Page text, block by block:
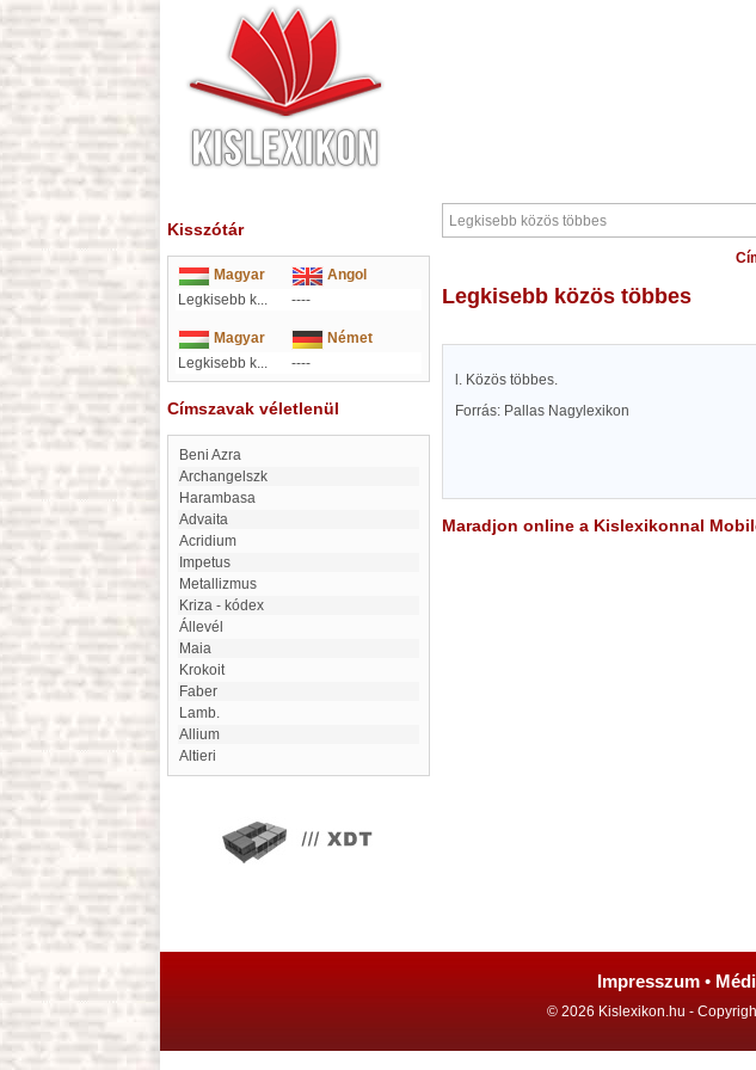
Kisszótár
Magyar
Angol
Legkisebb k...
----
Magyar
Német
Legkisebb k...
----
Címszavak véletlenül
Beni Azra
Archangelszk
Harambasa
Advaita
Acridium
Impetus
metallizmus
Kriza - kódex
Állevél
Maia
Krokoit
Faber
Lamb.
Allium
Altieri
Legkisebb közös többes
l. Közös többes.
Forrás: Pallas Nagylexikon
Maradjon online a Kislexikonnal
Impresszum •
© 2026 Kislexikon.hu -